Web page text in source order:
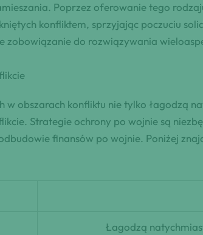
Poprzez oferowanie tego
konfliktem, sprzyjając poczuciu
zobowiązanie do rozwiązywania
w obszarach konfliktu nie tylko łagodzą
Strategie ochrony po wojnie są
finansów po wojnie. Poniżej
Łagodzą